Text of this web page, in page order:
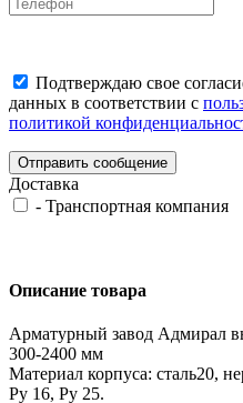
Подтверждаю свое
данных в соответствии с
политикой
Отправить сообщение
Доставка
- Транспортная компания
Описание товара
Арматурный завод Адмирал
300-2400 мм
Материал корпуса: сталь20,
Ру 16, Ру 25.